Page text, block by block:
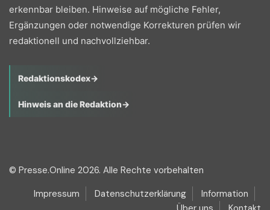
erkennbar bleiben. Hinweise auf mögliche Fehler,
Ergänzungen oder notwendige Korrekturen prüfen wir
redaktionell und nachvollziehbar.
Redaktionskodex→
Hinweis an die Redaktion→
© Presse.Online 2026. Alle Rechte vorbehalten
Impressum
Datenschutzerklärung
Information